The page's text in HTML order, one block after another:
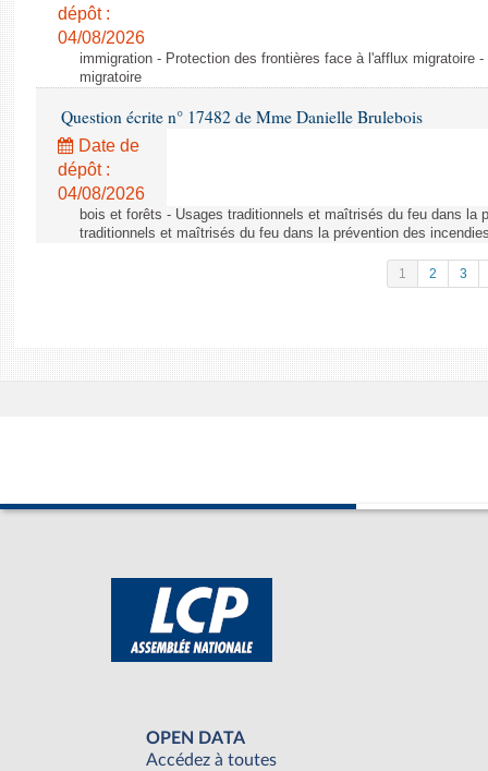
dépôt :
04/08/2026
immigration - Protection des frontières face à l'afflux migratoire
migratoire
Question écrite n° 17482 de Mme Danielle Brulebois
Date de
dépôt :
04/08/2026
bois et forêts - Usages traditionnels et maîtrisés du feu dans la
traditionnels et maîtrisés du feu dans la prévention des
1 2 3
OPEN DATA
Accédez à toutes